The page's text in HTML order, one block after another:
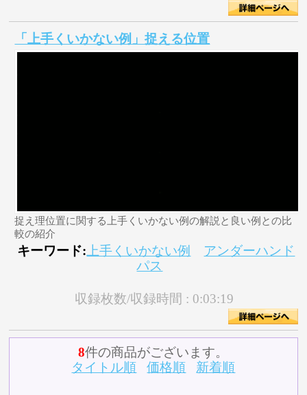
「上手くいかない例」捉える位置
捉え理位置に関する上手くいかない例の解説と良い例との比
較の紹介
キーワード: 上手くいかない例
アンダーハンド
パス
収録枚数/収録時間 : 0:03:19
8件の商品がございます。
タイトル順
価格順 新着順